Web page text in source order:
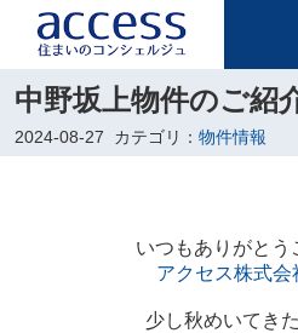
中野坂上物件のご紹
2024-08-27 カテゴリ： 物件情報
いつもありがとう
アクセス株式会
少し秋めいてき